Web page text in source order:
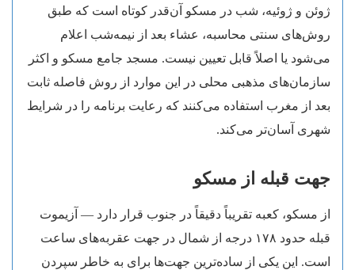
ژوئن و ژوئیه، شب در مسکو آن‌قدر کوتاه است که طبق
روش‌های سنتی محاسبه، عشاء بعد از نیمه‌شب اعلام
می‌شود یا اصلاً قابل تعیین نیست. مسجد جامع مسکو و اکثر
سازمان‌های مذهبی محلی در این موارد از روش فاصله ثابت
بعد از مغرب استفاده می‌کنند که رعایت برنامه را در شرایط
شهری آسان‌تر می‌کند.
جهت قبله از مسکو
از مسکو، کعبه تقریباً دقیقاً در جنوب قرار دارد — آزیموت
قبله حدود ۱۷۸ درجه از شمال در جهت عقربه‌های ساعت
است. این یکی از ساده‌ترین جهت‌ها برای به خاطر سپردن